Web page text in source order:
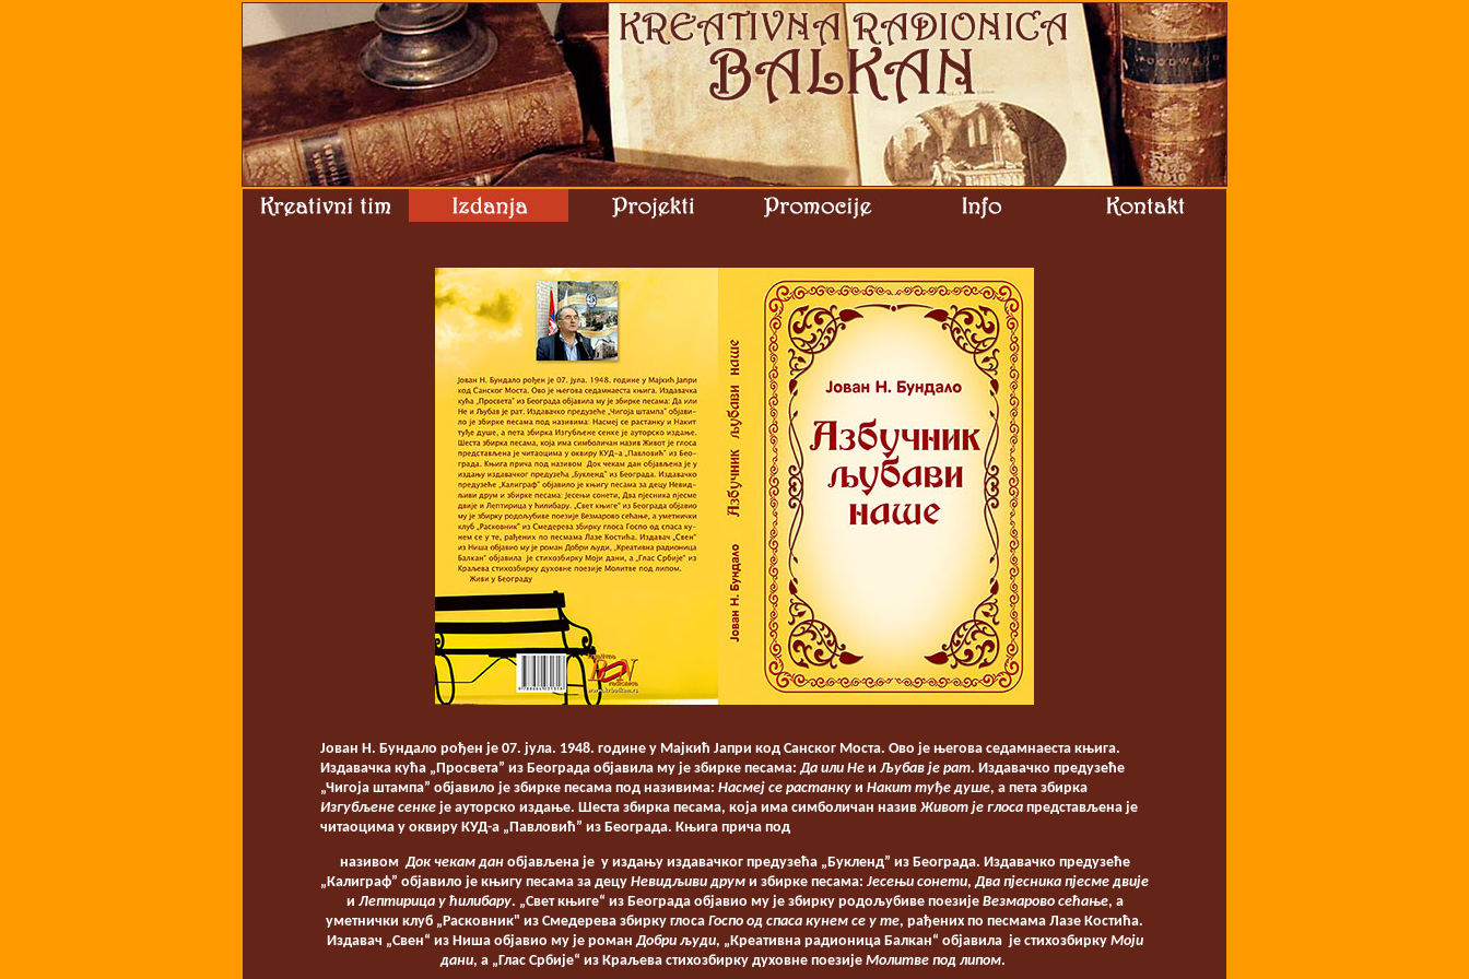
Јован Н. Бундало рођен је 07. јула. 1948. године у Мајкић Јапри код Санског Моста. Ово је његова седамнаеста књига.
Издавачка кућа „Просвета” из Београда објавила му је збирке песама:Да или Не и Љубав је рат. Издавачко предузеће
„Чигоја штампа” објавило је збирке песама под називима: Насмеј се растанку и Накит туђе душе, а пета збирка
Изгубљене сенке je ауторско издање. Шеста збирка песама, која има симболичан назив Живот је глоса представљена је
читаоцима у оквиру КУД-а „Павловић” из Београда. Књига прича под
називомДок чекам данобјављена је у издању издавачког предузећа „Букленд” из Београда. Издавачко предузеће
„Калиграф” објавило је књигу песама за децу Невидљиви друм и збирке песама:Јесењи сонети,Два пјесника пјесме двије
и Лептирица у ћилибару. „Свет књиге“ из Београда објавио му је збирку родољубиве поезије Везмарово сећање, а
уметнички клуб „Расковник" из Смедерева збирку глоса Госпо од спаса кунем се у те, рађених по песмама Лазе Костића.
Издавач „Свен“ из Ниша објавио му је романДобри људи, „Креативна радионица Балкан“ објавила је стихозбирку Моји
дани, а „Глас Србије“ из Краљева стихозбирку духовне поезије Молитве под липом.